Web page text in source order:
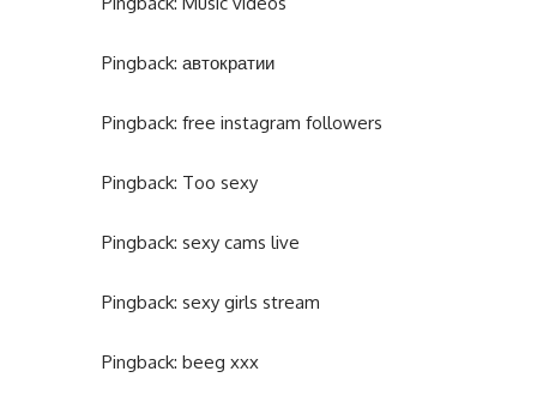
Pingback: автократии
Pingback: free instagram followers
Pingback: Too sexy
Pingback: sexy cams live
Pingback: sexy girls stream
Pingback: beeg xxx